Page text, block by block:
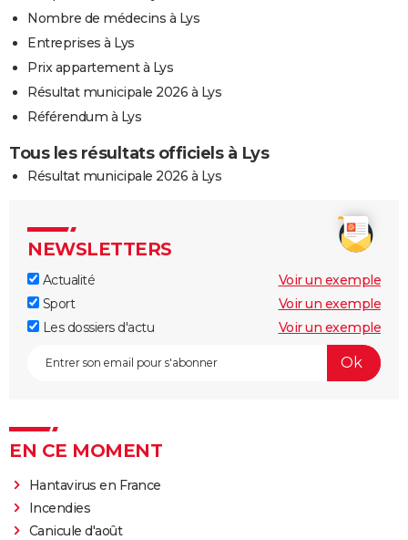
Nombre de médecins à Lys
Entreprises à Lys
Prix appartement à Lys
Résultat municipale 2026 à Lys
Référendum à Lys
Tous les résultats officiels à Lys
Résultat municipale 2026 à Lys
NEWSLETTERS
Actualité
Voir un exemple
Sport
Voir un exemple
Les dossiers d'actu
Voir un exemple
EN CE MOMENT
Hantavirus en France
Incendies
Canicule d'août